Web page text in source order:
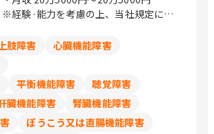
※経験·能力を考慮の上、当社規定によ
賞与：業績により変動
評価を決定します。本人の資格と職務に
応じています。
肢障害
心臓機能障害
平衡機能障害
聴覚障害
臓機能障害
腎臓機能障害
ぼうこう又は直腸機能障害